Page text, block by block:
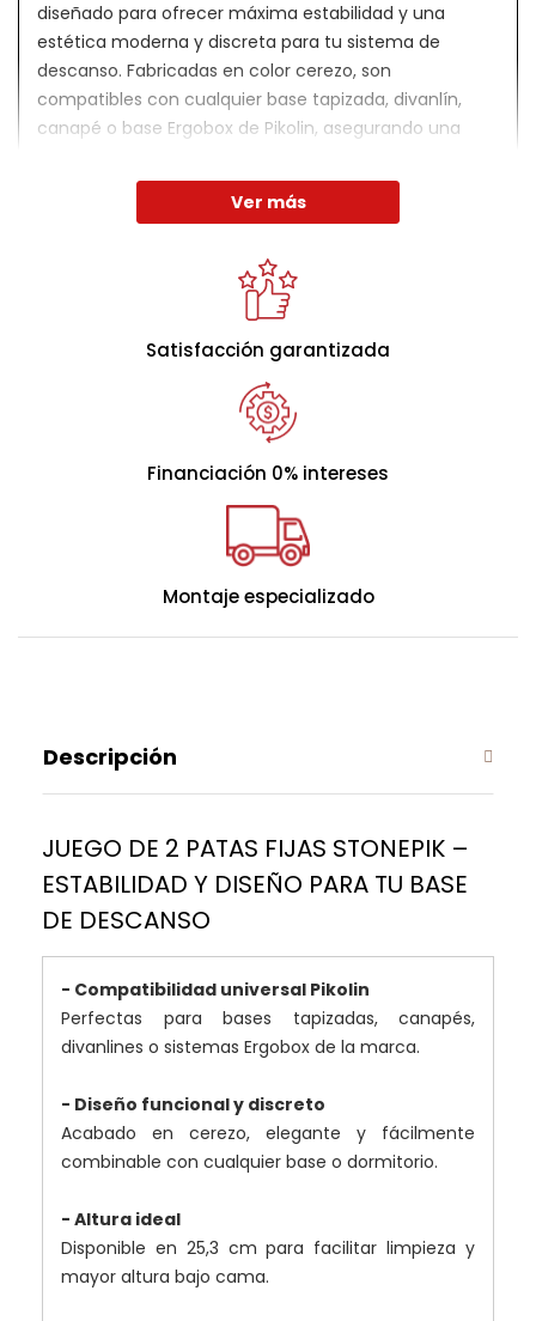
diseñado para ofrecer máxima estabilidad y una
estética moderna y discreta para tu sistema de
descanso. Fabricadas en color cerezo, son
compatibles con cualquier base tapizada, divanlín,
canapé o base Ergobox de Pikolin, asegurando una
Ver más
Satisfacción garantizada
Financiación 0% intereses
Montaje especializado
Descripción
JUEGO DE 2 PATAS FIJAS STONEPIK –
ESTABILIDAD Y DISEÑO PARA TU BASE
DE DESCANSO
- Compatibilidad universal Pikolin
Perfectas para bases tapizadas, canapés,
divanlines o sistemas Ergobox de la marca.
- Diseño funcional y discreto
Acabado en cerezo, elegante y fácilmente
combinable con cualquier base o dormitorio.
- Altura ideal
Disponible en 25,3 cm para facilitar limpieza y
mayor altura bajo cama.